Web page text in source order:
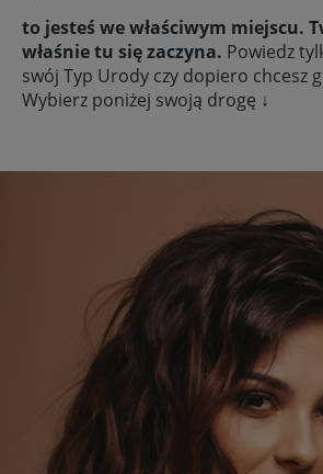
to jesteś we właściwym miejscu.
właśnie tu się zaczyna. Powiedz
swój Typ Urody czy dopiero chcesz
Wybierz poniżej swoją drogę ↓